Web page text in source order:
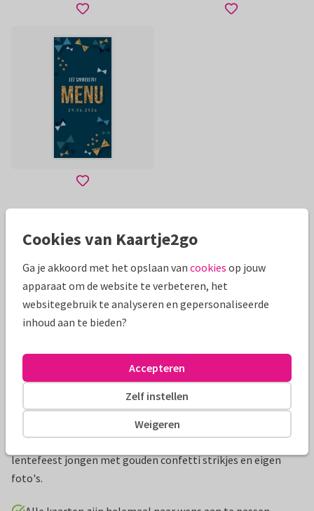
Mooie extra's bij je kaart
Productinformatie
Hippe persoonlijke bedankkaart voor een communie of
lentefeest jongen met gouden confetti strikjes en eigen
foto's.
Cookies van Kaartje2go
Ga je akkoord met het opslaan van cookies op jouw
apparaat om de website te verbeteren, het
websitegebruik te analyseren en gepersonaliseerde
inhoud aan te bieden?
Weigeren
Zelf instellen
Accepteren